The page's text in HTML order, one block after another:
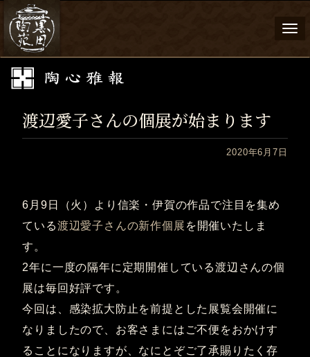
渡辺愛子さんの個展が始まります
2020年6月7日
6月9日（火）より信楽・伊賀の作品で注目を集め
ている渡辺愛子さんの新作個展 を開催いたしま
す。
2年に一度の隔年に定期開催している渡辺さんの個
展は毎回好評です。
今回は、感染拡大防止を前提とした展覧会開催に
なりましたので、お客さまにはご不便をおかけす
ることになりますが、なにとぞご了承賜りたく存